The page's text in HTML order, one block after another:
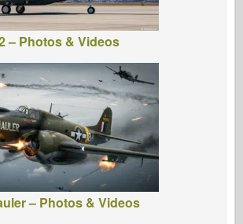
– Photos & Videos
– Photos & Videos